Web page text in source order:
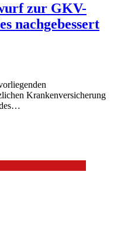
zur GKV-
nachgebessert
Krankenversicherung